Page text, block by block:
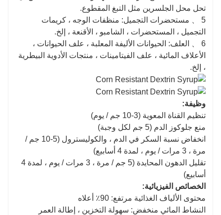
تحل محل الجلسرين مثل التبغ المقطوع.
5 、 مستحضرات التجميل: منظفات الوجه ، كريمات
التجميل ، المستحضرات ، الشامبو ، الأقنعة ، إلخ.
6 、 العلف: الحيوانات الأليفة المعلبة ، علف الحيوانات ،
الأعلاف المائية ، علف الفيتامينات ، منتجات الأدوية البيطرية
، إلخ.
وظيفة:
تنظيم القناة المعوية (3-10 جم / يوم)
منع جلوكوز الدم (5 جم لكل وجبة)
انخفاض نسبة السكر في الدم ، والكوليسترول (5-10 جم /
مرة ، 3 مرات / يوم ، لمدة 4 أسابيع)
تقليل الدهون المحايدة (5 جم / مرة ، 3 مرات / يوم ، لمدة 4
أسابيع)
الخصائص الفيزيائية:
محتوى الألياف الغذائية مرتفع: 90٪ أعلاه
النشاط المائي منخفض: سهولة التخزين ، إطالة العمر